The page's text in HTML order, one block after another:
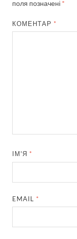
поля позначені *
КОМЕНТАР *
ІМ'Я *
EMAIL *